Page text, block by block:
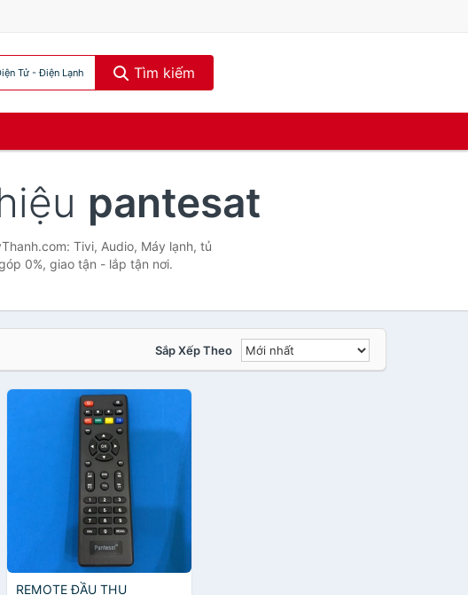
Tử - Điện Lạnh Tìm kiếm
pantesat
Tivi, Audio, Máy lạnh, tủ
0%, giao tận - lắp tận nơi.
Sắp Xếp Theo
REMOTE ĐẦU THU